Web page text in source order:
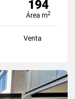
194
Área m2
Venta